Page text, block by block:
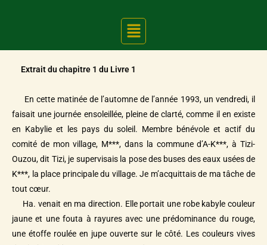
Extrait du chapitre 1 du Livre 1
En cette matinée de l’automne de l’année 1993, un vendredi, il
faisait une journée ensoleillée, pleine de clarté, comme il en existe
en Kabylie et les pays du soleil. Membre bénévole et actif du
comité de mon village, M***, dans la commune d’A-K***, à Tizi-
Ouzou, dit Tizi, je supervisais la pose des buses des eaux usées de
K***, la place principale du village. Je m’acquittais de ma tâche de
tout cœur.
Ha. venait en ma direction. Elle portait une robe kabyle couleur
jaune et une fouta à rayures avec une prédominance du rouge,
une étoffe roulée en jupe ouverte sur le côté. Les couleurs vives